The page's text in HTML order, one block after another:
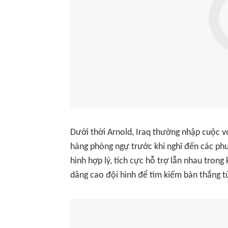
Dưới thời Arnold, Iraq thường nhập cuộc
hàng phòng ngự trước khi nghĩ đến các
hình hợp lý, tích cực hỗ trợ lẫn nhau trong
dâng cao đội hình để tìm kiếm bàn thắng